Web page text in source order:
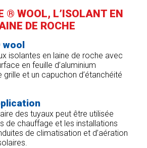
® WOOL, L’ISOLANT EN
DE ROCHE
wool
isolantes en laine de roche avec
en feuille d’aluminium
grille et un capuchon d’étanchéité
des tuyaux peut être utilisée
de chauffage et les installations
de climatisation et d’aération